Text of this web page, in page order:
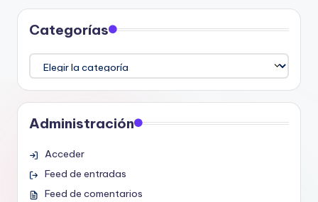
Categorías
Categorías
Administración
Acceder
Feed de entradas
Feed de comentarios